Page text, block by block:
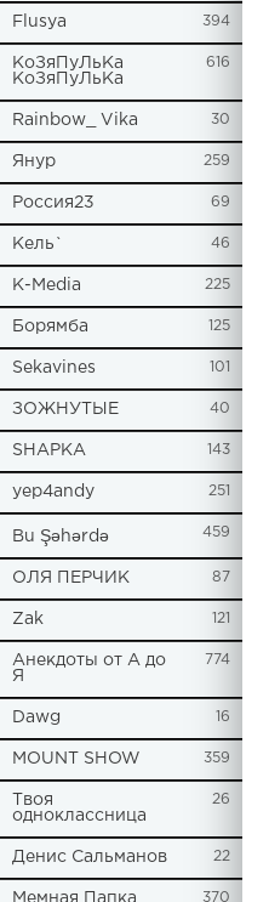
Flusya 394
КоЗяПуЛьКа
КоЗяПуЛьКа
616
Rainbow_ Vika 30
Янур 259
Россия23 69
Кель` 46
К-Media 225
Борямба 125
Sekavines 101
ЗОЖНУТЫЕ 40
SHAPKA 143
yep4andy 251
Bu Şəhərdə 459
ОЛЯ ПЕРЧИК 87
Zak 121
Анекдоты от А до
Я
774
Dawg 16
MOUNT SHOW 359
Твоя
одноклассница
26
Денис Сальманов 22
Мемная Папка 370